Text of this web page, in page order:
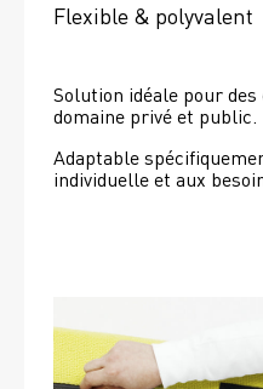
Flexible & polyvalent
Solution idéale pour
domaine privé et public.
Adaptable
individuelle et aux